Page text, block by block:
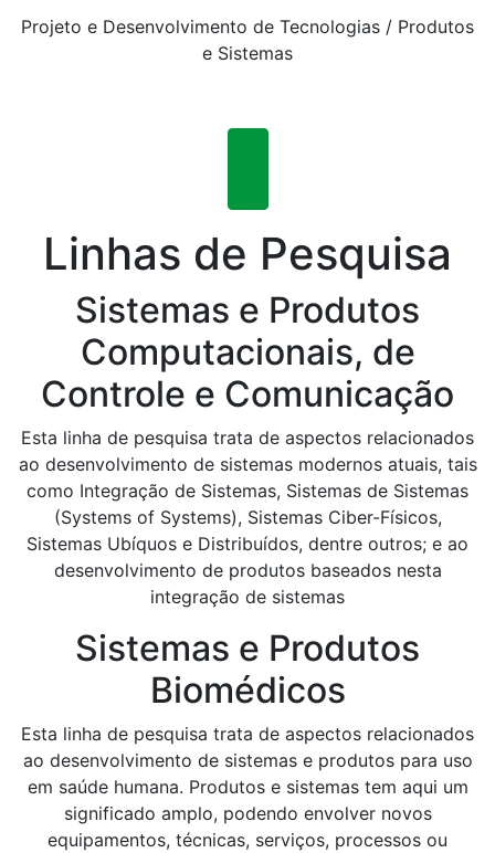
Projeto e Desenvolvimento de Tecnologias / Produtos
e Sistemas
Linhas de Pesquisa
Sistemas e Produtos
Computacionais, de
Controle e Comunicação
Esta linha de pesquisa trata de aspectos relacionados
ao desenvolvimento de sistemas modernos atuais, tais
como Integração de Sistemas, Sistemas de Sistemas
(Systems of Systems), Sistemas Ciber-Físicos,
Sistemas Ubíquos e Distribuídos, dentre outros; e ao
desenvolvimento de produtos baseados nesta
integração de sistemas
Sistemas e Produtos
Biomédicos
Esta linha de pesquisa trata de aspectos relacionados
ao desenvolvimento de sistemas e produtos para uso
em saúde humana. Produtos e sistemas tem aqui um
significado amplo, podendo envolver novos
equipamentos, técnicas, serviços, processos ou